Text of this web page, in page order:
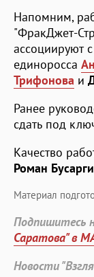
Напомним,
"ФракДжет-
ассоциируют
единоросса
Трифонова и
Ранее
сдать под
Качество
Роман
Материал
Подпишитесь
Саратова" в
Новости